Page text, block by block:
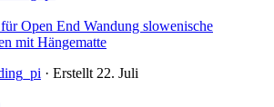
Open End Wandung slowenische
mit Hängematte
· Erstellt 22. Juli